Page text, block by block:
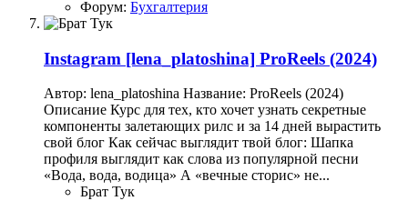
Форум: Бухгалтерия
Instagram [lena_platoshina] ProReels (2024)
Автор: lena_platoshina Название: ProReels (2024)
Описание Курс для тех, кто хочет узнать секретные
компоненты залетающих рилс и за 14 дней вырастить
свой блог Как сейчас выглядит твой блог: Шапка
профиля выглядит как слова из популярной песни
«Вода, вода, водица» А «вечные сторис» не...
Брат Тук